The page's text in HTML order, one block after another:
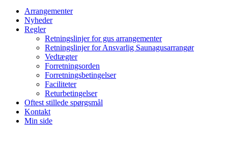
Arrangementer
Nyheder
Regler
Retningslinjer for gus arrangementer
Retningslinjer for Ansvarlig Saunagusarrangør
Vedtægter
Forretningsorden
Forretningsbetingelser
Faciliteter
Returbetingelser
Oftest stillede spørgsmål
Kontakt
Min side